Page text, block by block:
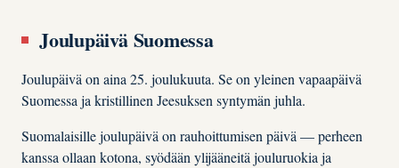
Joulupäivä Suomessa
Joulupäivä on aina 25. joulukuuta. Se on yleinen vapaapäivä
Suomessa ja kristillinen Jeesuksen syntymän juhla.
Suomalaisille joulupäivä on rauhoittumisen päivä — perheen
kanssa ollaan kotona, syödään ylijääneitä jouluruokia ja